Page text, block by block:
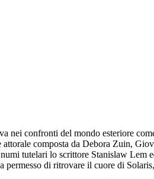
nei confronti del mondo esteriore
composta da Debora Zuin,
tutelari lo scrittore Stanislaw
permesso di ritrovare il cuore di